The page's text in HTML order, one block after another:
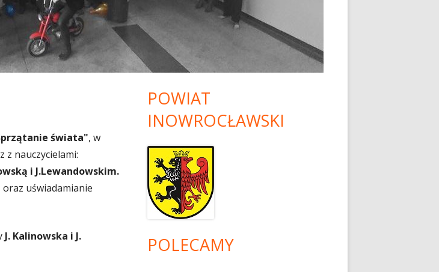
DEKLARACJE!
HARMONOGRAM- CZĘŚĆ PISEMNA I
PRAKTYCZNA EGZAMINU
ZAWODOWEGO SESJA LATO 2026 DLA
UCZNIÓW ZESPOŁU SZKÓŁ
ZAPRASZAMY DO MECHANA!!!
TWOJA DROGA DO SZKOŁY
PONADGIMNAZJALNEJ I
PONADPODSTAWOWEJ – FILM
świata", w
z nauczycielami:
i J.Lewandowskim.
uświadamianie
J. Kalinowska i J.
POWIAT
INOWROCŁAWSKI
POLECAMY